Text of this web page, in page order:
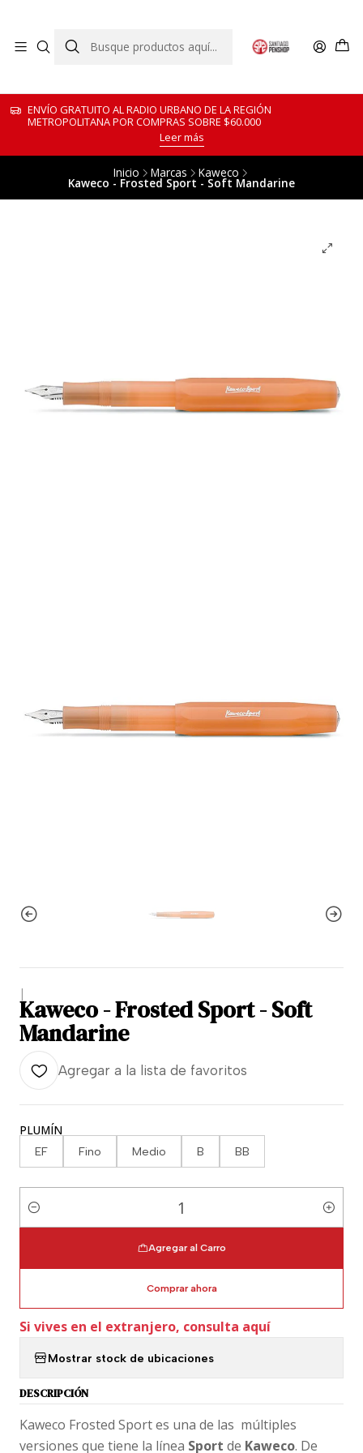
ENVÍO GRATUITO AL RADIO URBANO DE LA REGIÓN
METROPOLITANA POR COMPRAS SOBRE $60.000
Leer más
Inicio Marcas Kaweco
Kaweco - Frosted Sport - Soft Mandarine
|
Kaweco - Frosted Sport - Soft
Mandarine
Agregar a la lista de favoritos
PLUMÍN
EF Fino Medio B BB
Cantidad
Agregar al Carro
Comprar ahora
Si vives en el extranjero, consulta aquí
Mostrar stock de ubicaciones
DESCRIPCIÓN
Kaweco Frosted Sport es una de las múltiples
versiones que tiene la línea Sport de Kaweco. De